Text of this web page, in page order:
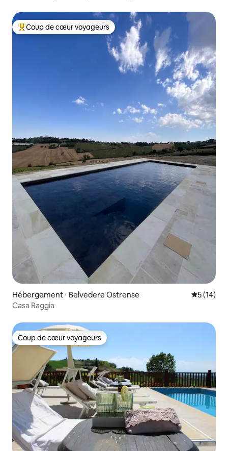
Coups de cœur voyageurs les plus appréciés
Coup de cœur voyageurs
Hébergement ⋅ Belvedere Ostrense
5 (14)
Casa Raggia
Coup de cœur voyageurs
Coup de cœur voyageurs